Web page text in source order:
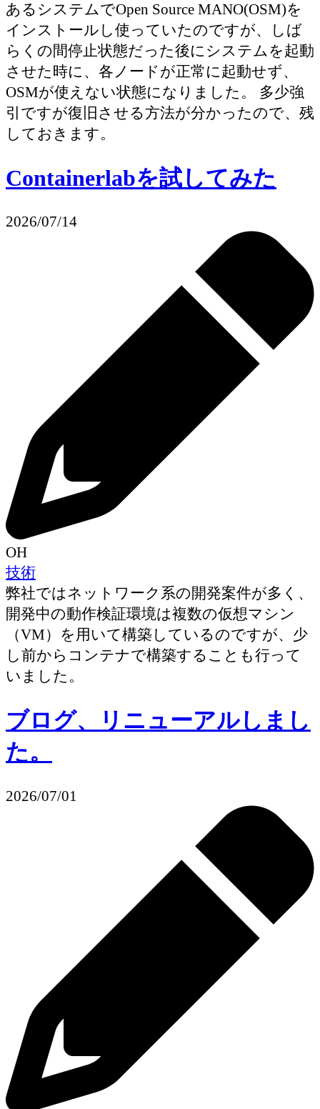
あるシステムでOpen Source MANO(OSM)を
インストールし使っていたのですが、しば
らくの間停止状態だった後にシステムを起動
させた時に、各ノードが正常に起動せず、
OSMが使えない状態になりました。 多少強
引ですが復旧させる方法が分かったので、残
しておきます。
Containerlabを試してみた
2026/07/14
OH
技術
弊社ではネットワーク系の開発案件が多く、
開発中の動作検証環境は複数の仮想マシン
（VM）を用いて構築しているのですが、少
し前からコンテナで構築することも行って
いました。
ブログ、リニューアルしまし
た。
2026/07/01